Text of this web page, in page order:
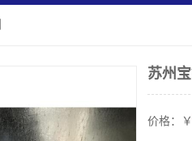
苏州
价格：￥